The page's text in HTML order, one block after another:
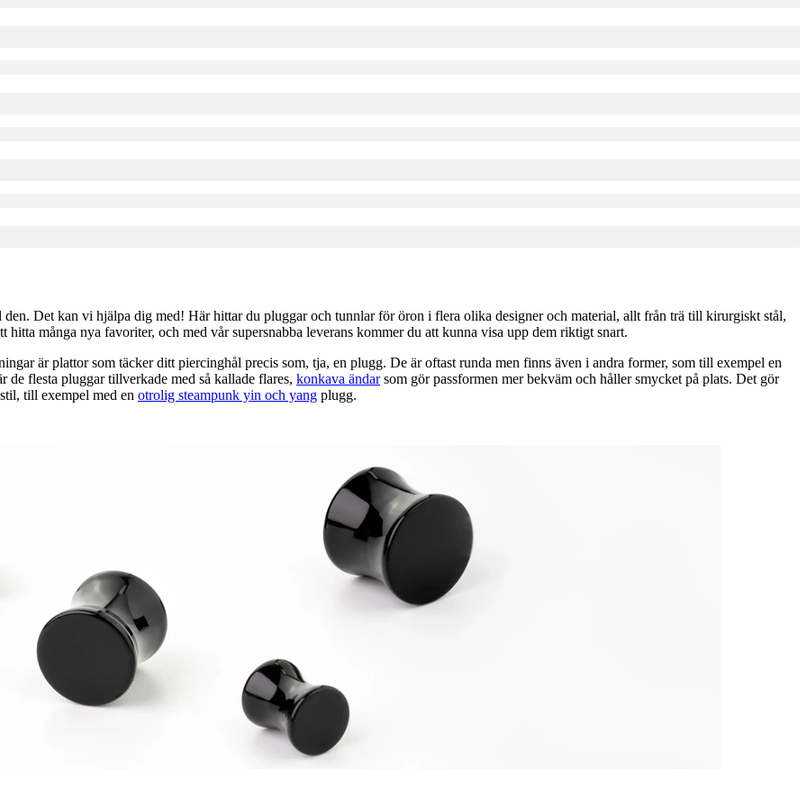
Det kan vi hjälpa dig med! Här hittar du pluggar och tunnlar för öron i flera olika designer och material, allt från trä till kirurgiskt stål,
många nya favoriter, och med vår supersnabba leverans kommer du att kunna visa upp dem riktigt snart.
är plattor som täcker ditt piercinghål precis som, tja, en plugg. De är oftast runda men finns även i andra former, som till exempel en
de flesta pluggar tillverkade med så kallade flares, konkava ändarsom gör passformen mer bekväm och håller smycket på plats. Det gör
till exempel med en otrolig steampunk yin och yang plugg.